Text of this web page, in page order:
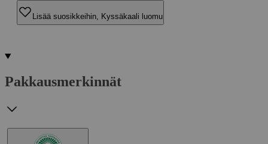
Lisää suosikkeihin, Kyssäkaali luomu
Pakkausmerkinnät